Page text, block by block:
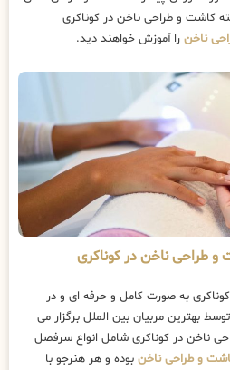
کاشت و طراحی ناخن در کوناکری
ناخن را آموزش خواهند دید.
طراحی ناخن در کوناکری
به صورت کامل و حرفه ای و در
توسط بهترین مربیان بین الملل برگزار می
ناخن در کوناکری شامل انواع سرفصل
و طراحی ناخن بوده و هر هنرجو با